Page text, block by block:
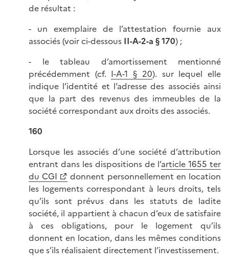
de résultat :
- un exemplaire de l’attestation fournie aux
associés (voir ci-dessous II-A-2-a § 170) ;
- le tableau d’amortissement mentionné
précédemment (cf. I-A-1 § 20). sur lequel elle
indique l’identité et l’adresse des associés ainsi
que la part des revenus des immeubles de la
société correspondant aux droits des associés.
160
Lorsque les associés d’une société d’attribution
entrant dans les dispositions de l’article 1655 ter
du CGI
donnent personnellement en location
les logements correspondant à leurs droits, tels
qu’ils sont prévus dans les statuts de ladite
société, il appartient à chacun d’eux de satisfaire
à ces obligations, pour le logement qu’ils
donnent en location, dans les mêmes conditions
que s’ils réalisaient directement l’investissement.